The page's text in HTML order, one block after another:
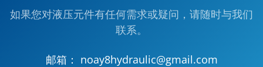
如果您对液压元件有任何需求或疑问，请随时与我们
联系。
邮箱： noay8hydraulic@gmail.com